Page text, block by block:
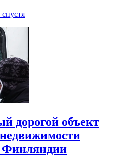
спустя
дорогой объект
Финляндии